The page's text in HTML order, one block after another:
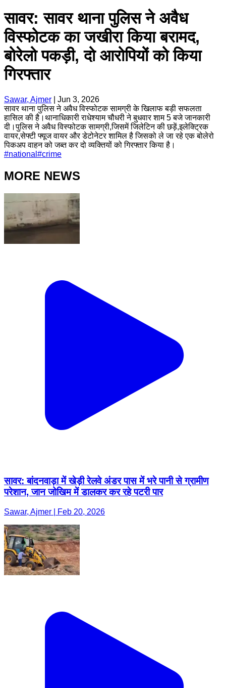
सावर: सावर थाना पुलिस ने अवैध
विस्फोटक का जखीरा किया बरामद,
बोरेलो पकड़ी, दो आरोपियों को किया
गिरफ्तार
Sawar, Ajmer
Jun 3, 2026
सावर थाना पुलिस ने अवैध विस्फोटक सामग्री के खिलाफ बड़ी सफलता
हासिल की है।थानाधिकारी राधेश्याम चौधरी ने बुधवार शाम 5 बजे जानकारी
दी।पुलिस ने अवैध विस्फोटक सामग्री,जिसमें जिलेटिन की छड़ें,इलेक्ट्रिक
वायर,सेफ्टी फ्यूज वायर और डेटोनेटर शामिल है जिसको ले जा रहे एक बोलेरो
पिकअप वाहन को जब्त कर दो व्यक्तियों को गिरफ्तार किया है।
#national #crime
MORE NEWS
सावर: बांदनवाड़ा में खेड़ी रेलवे अंडर पास में भरे पानी से ग्रामीण
परेशान, जान जोखिम में डालकर कर रहे पटरी पार
Sawar, Ajmer | Feb 20, 2026